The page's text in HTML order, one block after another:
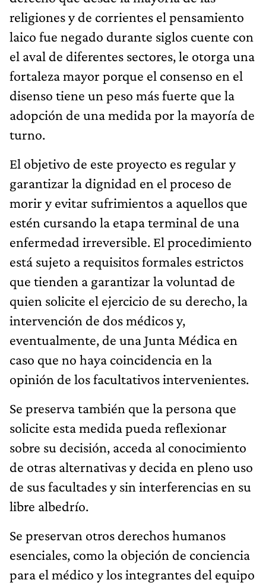
religiones y de corrientes el pensamiento
laico fue negado durante siglos cuente con
el aval de diferentes sectores, le otorga una
fortaleza mayor porque el consenso en el
disenso tiene un peso más fuerte que la
adopción de una medida por la mayoría de
turno.
El objetivo de este proyecto es regular y
garantizar la dignidad en el proceso de
morir y evitar sufrimientos a aquellos que
estén cursando la etapa terminal de una
enfermedad irreversible. El procedimiento
está sujeto a requisitos formales estrictos
que tienden a garantizar la voluntad de
quien solicite el ejercicio de su derecho, la
intervención de dos médicos y,
eventualmente, de una Junta Médica en
caso que no haya coincidencia en la
opinión de los facultativos intervenientes.
Se preserva también que la persona que
solicite esta medida pueda reflexionar
sobre su decisión, acceda al conocimiento
de otras alternativas y decida en pleno uso
de sus facultades y sin interferencias en su
libre albedrío.
Se preservan otros derechos humanos
esenciales, como la objeción de conciencia
para el médico y los integrantes del equipo